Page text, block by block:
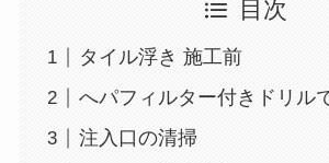
目次
タイル浮き 施工前
へパフィルター付きドリル
注入口の清掃